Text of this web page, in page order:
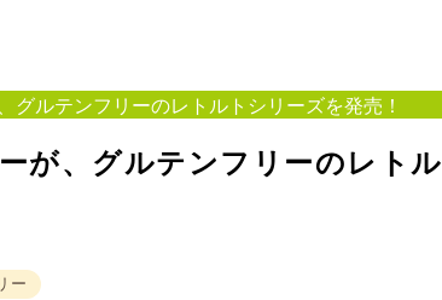
グルテンフリーのレトルトシリーズを発売！
が、グルテンフリーのレトル
ー